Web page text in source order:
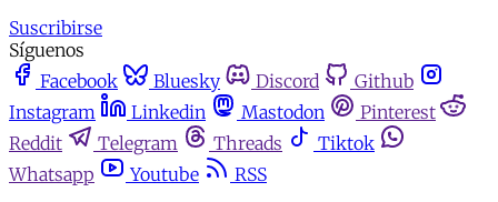
Suscribirse
Síguenos
Facebook
Bluesky Discord
Github
Instagram
Linkedin Mastodon
Pinterest
Reddit
Telegram Threads
Tiktok
Whatsapp
Youtube
RSS